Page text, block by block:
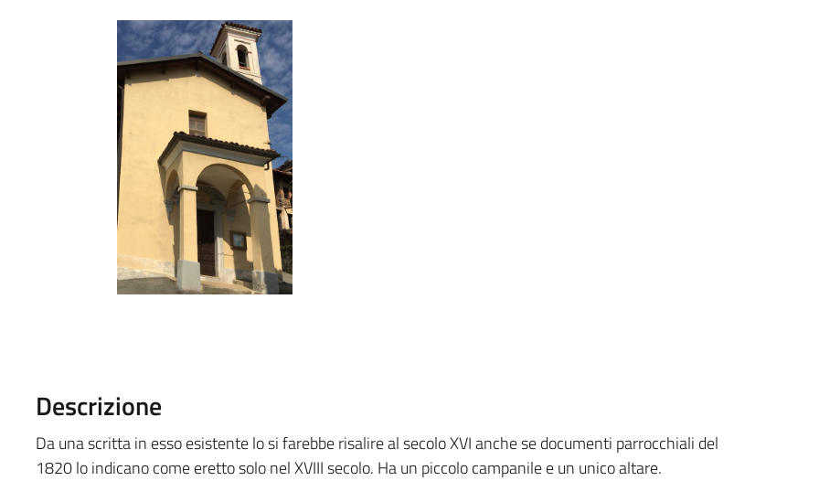
Descrizione
Da una scritta in esso esistente lo si farebbe risalire al secolo XVI anche se documenti parrocchiali del
1820 lo indicano come eretto solo nel XVIII secolo. Ha un piccolo campanile e un unico altare.